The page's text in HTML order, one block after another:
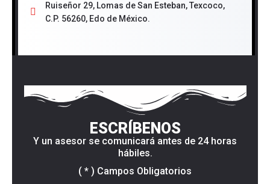
Ruiseñor 29, Lomas de San Esteban, Texcoco,
C.P. 56260, Edo de México.
ESCRÍBENOS
Y un asesor se comunicará antes de 24 horas
hábiles.
( * ) Campos Obligatorios